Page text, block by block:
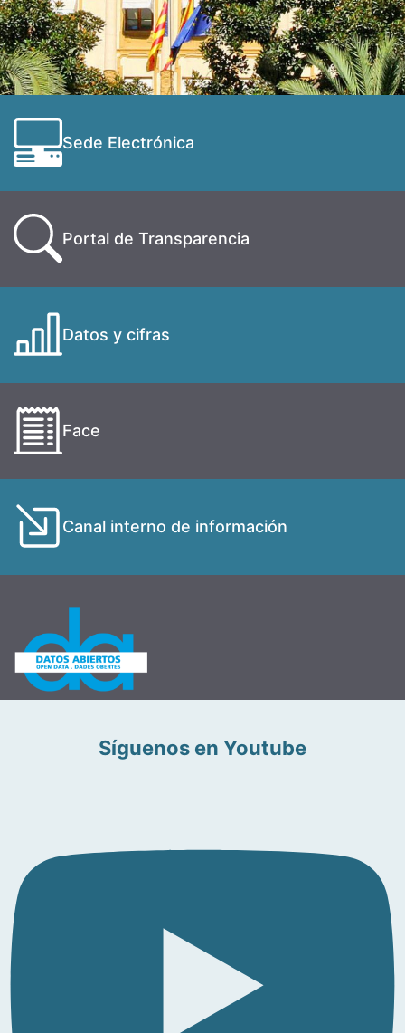
Sede Electrónica
Portal de Transparencia
Datos y cifras
Face
Canal interno de información
Síguenos en Youtube